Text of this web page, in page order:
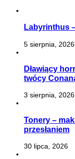
Labyrinthus
5 sierpnia, 2026
Dławiący
twócy
3 sierpnia, 2026
Tonery –
przesłaniem
30 lipca, 2026